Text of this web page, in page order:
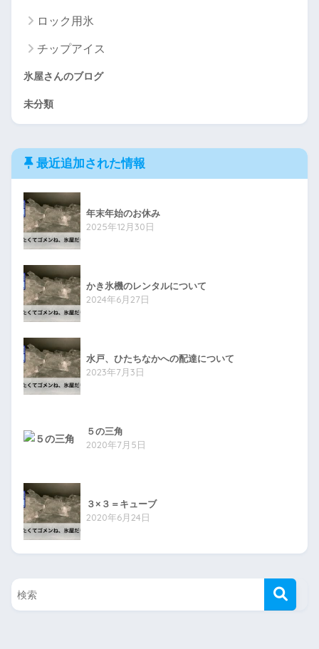
ロック用氷
チップアイス
氷屋さんのブログ
未分類
最近追加された情報
年末年始のお休み
2025年12月30日
かき氷機のレンタルについて
2024年6月27日
水戸、ひたちなかへの配達について
2023年7月3日
５の三角
2020年7月5日
３×３＝キューブ
2020年6月24日